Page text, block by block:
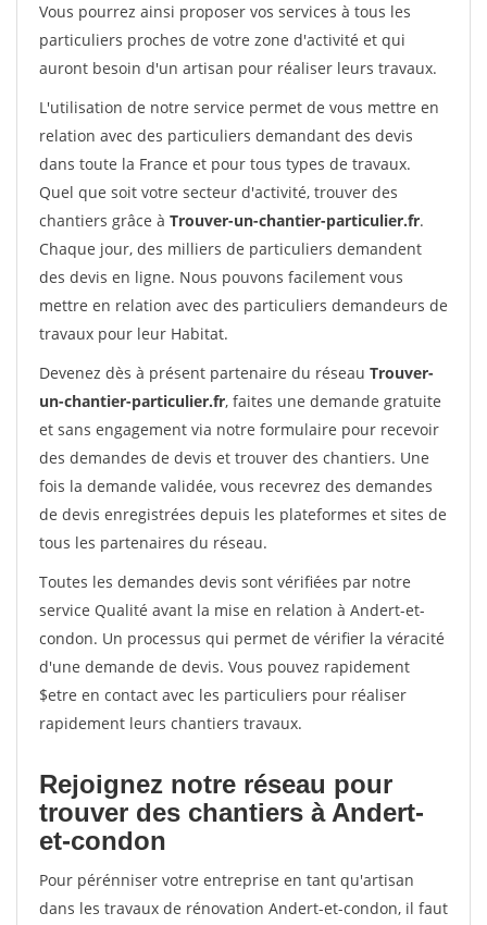
Vous pourrez ainsi proposer vos services à tous les
particuliers proches de votre zone d'activité et qui
auront besoin d'un artisan pour réaliser leurs travaux.
L'utilisation de notre service permet de vous mettre en
relation avec des particuliers demandant des devis
dans toute la France et pour tous types de travaux.
Quel que soit votre secteur d'activité, trouver des
chantiers grâce à Trouver-un-chantier-particulier.fr.
Chaque jour, des milliers de particuliers demandent
des devis en ligne. Nous pouvons facilement vous
mettre en relation avec des particuliers demandeurs de
travaux pour leur Habitat.
Devenez dès à présent partenaire du réseau Trouver-
un-chantier-particulier.fr, faites une demande gratuite
et sans engagement via notre formulaire pour recevoir
des demandes de devis et trouver des chantiers. Une
fois la demande validée, vous recevrez des demandes
de devis enregistrées depuis les plateformes et sites de
tous les partenaires du réseau.
Toutes les demandes devis sont vérifiées par notre
service Qualité avant la mise en relation à Andert-et-
condon. Un processus qui permet de vérifier la véracité
d'une demande de devis. Vous pouvez rapidement
$etre en contact avec les particuliers pour réaliser
rapidement leurs chantiers travaux.
Rejoignez notre réseau pour
trouver des chantiers à Andert-
et-condon
Pour pérénniser votre entreprise en tant qu'artisan
dans les travaux de rénovation Andert-et-condon, il faut